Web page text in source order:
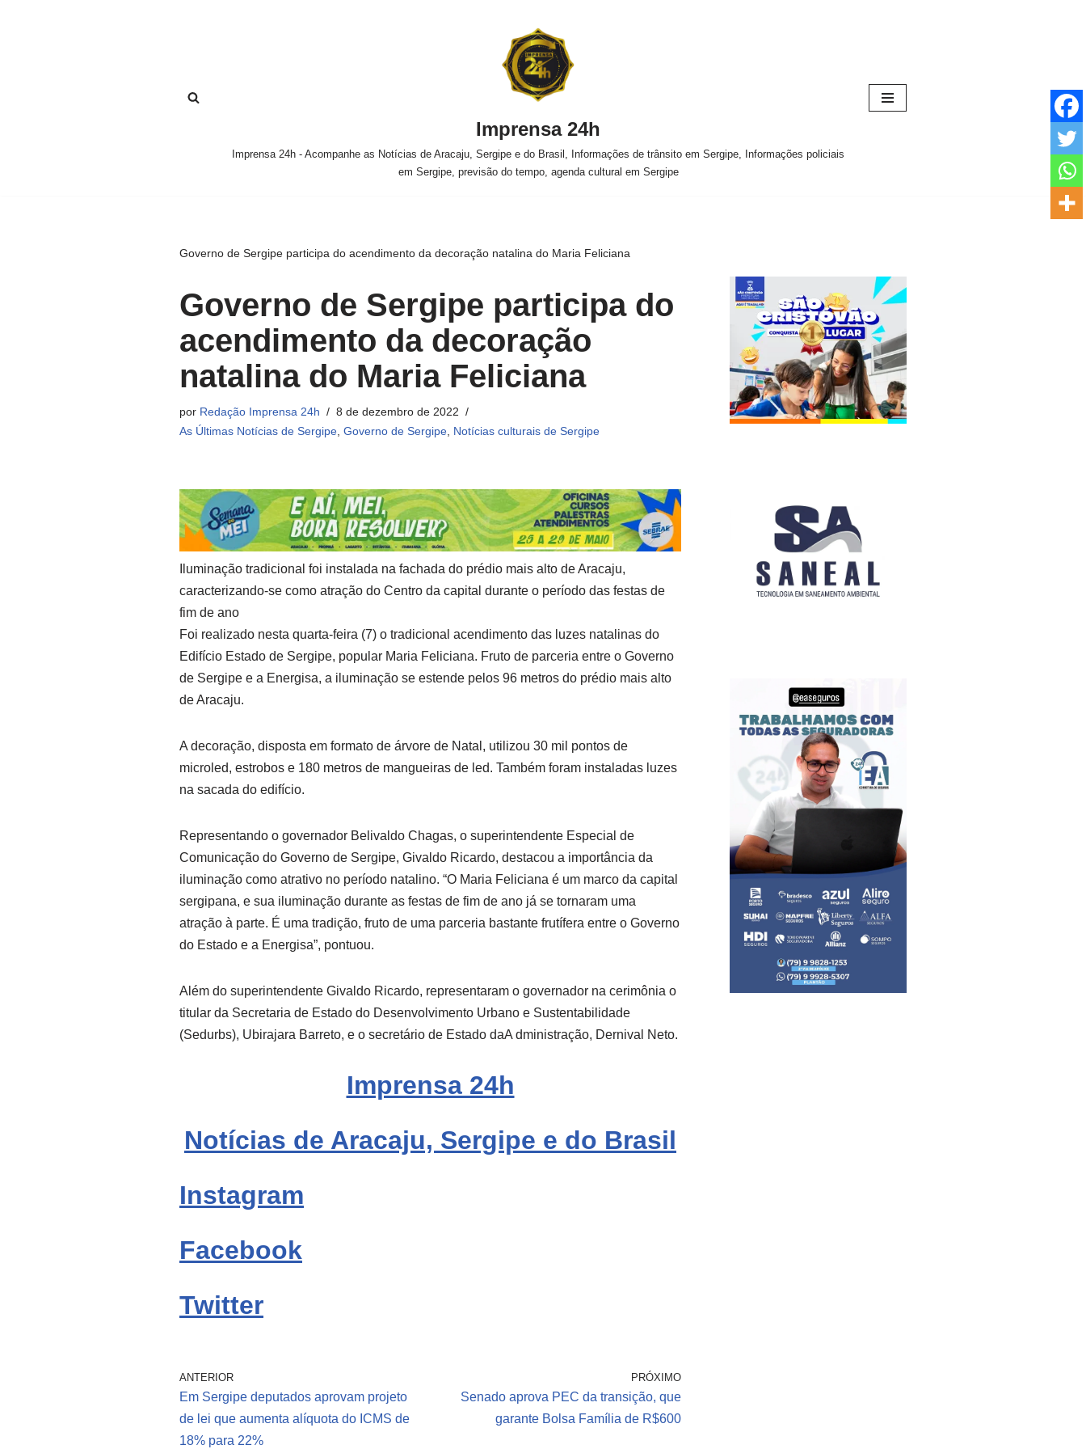
Imprensa 24h
Imprensa 24h - Acompanhe as Notícias de Aracaju, Sergipe e do Brasil, Informações de trânsito em Sergipe, Informações policiais
em Sergipe, previsão do tempo, agenda cultural em Sergipe
Governo de Sergipe participa do acendimento da decoração natalina do Maria Feliciana
Governo de Sergipe participa do
acendimento da decoração
natalina do Maria Feliciana
por Redação Imprensa 24h
8 de dezembro de 2022
As Últimas Notícias de Sergipe Governo de Sergipe Notícias culturais de Sergipe
Iluminação tradicional foi instalada na fachada do prédio mais alto de Aracaju,
caracterizando-se como atração do Centro da capital durante o período das festas de
fim de ano
Foi realizado nesta quarta-feira (7) o tradicional acendimento das luzes natalinas do
Edifício Estado de Sergipe, popular Maria Feliciana. Fruto de parceria entre o Governo
de Sergipe e a Energisa, a iluminação se estende pelos 96 metros do prédio mais alto
de Aracaju.
A decoração, disposta em formato de árvore de Natal, utilizou 30 mil pontos de
microled, estrobos e 180 metros de mangueiras de led. Também foram instaladas luzes
na sacada do edifício.
Representando o governador Belivaldo Chagas, o superintendente Especial de
Comunicação do Governo de Sergipe, Givaldo Ricardo, destacou a importância da
iluminação como atrativo no período natalino. “O Maria Feliciana é um marco da capital
sergipana, e sua iluminação durante as festas de fim de ano já se tornaram uma
atração à parte. É uma tradição, fruto de uma parceria bastante frutífera entre o Governo
do Estado e a Energisa”, pontuou.
Além do superintendente Givaldo Ricardo, representaram o governador na cerimônia o
titular da Secretaria de Estado do Desenvolvimento Urbano e Sustentabilidade
(Sedurbs), Ubirajara Barreto, e o secretário de Estado daA dministração, Dernival Neto.
Imprensa 24h
Notícias de Aracaju, Sergipe e do Brasil
Instagram
Facebook
Twitter
ANTERIOR
Em Sergipe deputados aprovam projeto
de lei que aumenta alíquota do ICMS de
18% para 22%
PRÓXIMO
Senado aprova PEC da transição, que
garante Bolsa Família de R$600